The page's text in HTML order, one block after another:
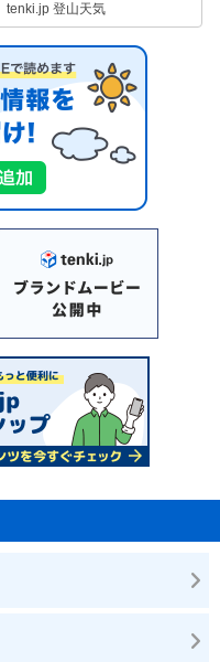
tenki.jp 登山天気